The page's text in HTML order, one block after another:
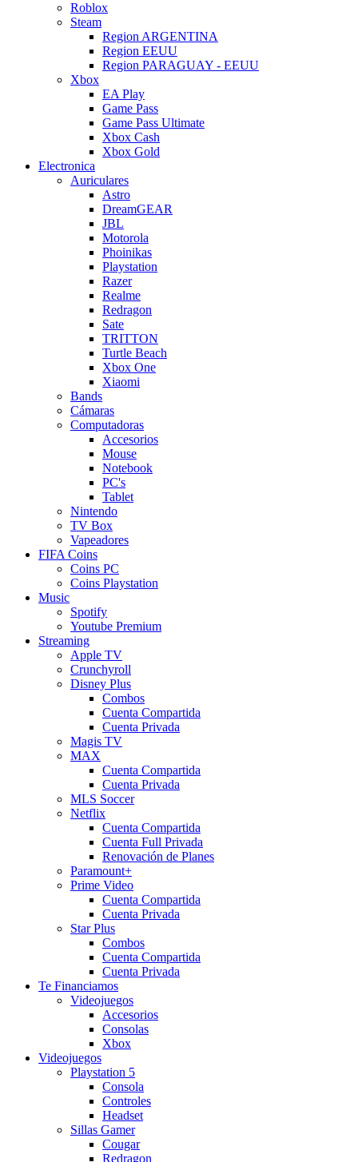
Roblox
Steam
Region ARGENTINA
Region EEUU
Region PARAGUAY - EEUU
Xbox
EA Play
Game Pass
Game Pass Ultimate
Xbox Cash
Xbox Gold
Electronica
Auriculares
Astro
DreamGEAR
JBL
Motorola
Phoinikas
Playstation
Razer
Realme
Redragon
Sate
TRITTON
Turtle Beach
Xbox One
Xiaomi
Bands
Cámaras
Computadoras
Accesorios
Mouse
Notebook
PC's
Tablet
Nintendo
TV Box
Vapeadores
FIFA Coins
Coins PC
Coins Playstation
Music
Spotify
Youtube Premium
Streaming
Apple TV
Crunchyroll
Disney Plus
Combos
Cuenta Compartida
Cuenta Privada
Magis TV
MAX
Cuenta Compartida
Cuenta Privada
MLS Soccer
Netflix
Cuenta Compartida
Cuenta Full Privada
Renovación de Planes
Paramount+
Prime Video
Cuenta Compartida
Cuenta Privada
Star Plus
Combos
Cuenta Compartida
Cuenta Privada
Te Financiamos
Videojuegos
Accesorios
Consolas
Xbox
Videojuegos
Playstation 5
Consola
Controles
Headset
Sillas Gamer
Cougar
Redragon